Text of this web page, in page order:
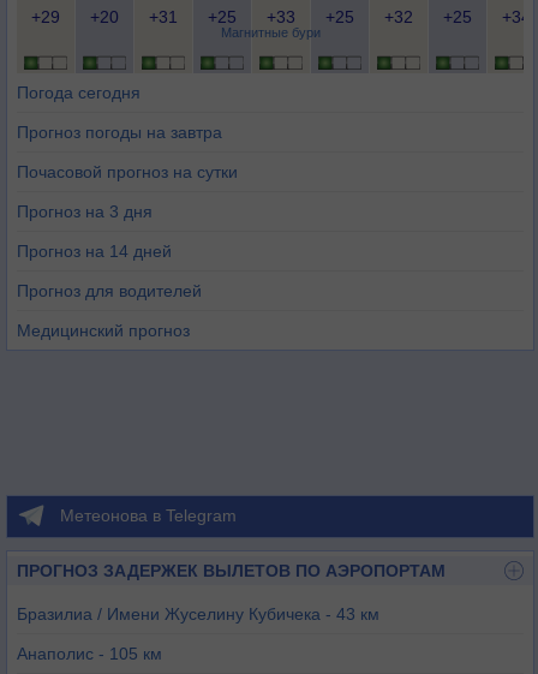
Магнитные бури
+29 +20 +31 +25 +33 +25 +32 +25 +34
Погода сегодня
Прогноз погоды на завтра
Почасовой прогноз на сутки
Прогноз на 3 дня
Прогноз на 14 дней
Прогноз для водителей
Медицинский прогноз
Метеонова в Telegram
ПРОГНОЗ ЗАДЕРЖЕК ВЫЛЕТОВ ПО АЭРОПОРТАМ
Бразилиа / Имени Жуселину Кубичека - 43 км
Анаполис - 105 км